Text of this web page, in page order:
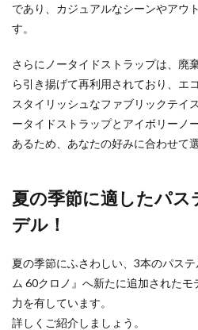
であり、カジュアルなシーンやアウ
す。
さらにノータイドストラップは、廃
ら引き揚げて再利用されており、エ
スタイリッシュなファブリックテイ
ータイドストラップとアイボリーノ
あるため、あなたの好みに合わせて
夏の季節に適したパ
デル！
夏の季節にふさわしい、3本のパス
ム 60クロノ』へ新たに追加された
力を有しています。
詳しくご紹介しましょう。